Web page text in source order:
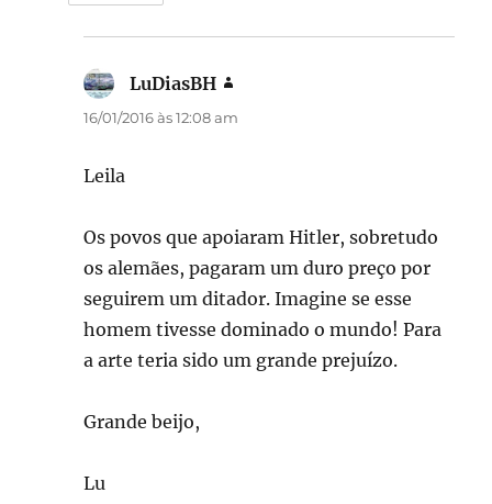
LuDiasBH
16/01/2016 às 12:08 am
Leila
Os povos que apoiaram Hitler, sobretudo
os alemães, pagaram um duro preço por
seguirem um ditador. Imagine se esse
homem tivesse dominado o mundo! Para
a arte teria sido um grande prejuízo.
Grande beijo,
Lu